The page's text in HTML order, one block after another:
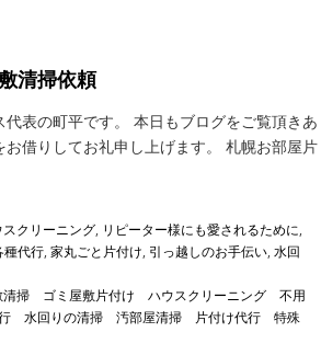
清掃依頼
表の町平です。 本日もブログをご覧頂きあ
借りしてお礼申し上げます。 札幌お部屋片
スクリーニング, リピーター様にも愛されるために,
種代行, 家丸ごと片付け, 引っ越しのお手伝い, 水回
清掃 ゴミ屋敷片付け ハウスクリーニング
不用
水回りの清掃 汚部屋清掃 片付け代行
特殊